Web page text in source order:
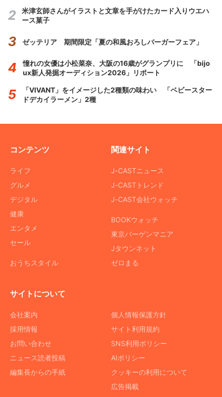
米津玄師さんがイラストと文章を手がけたカード入りウエハ
ース菓子
ゼッテリア 期間限定「夏の和風おろしバーガーフェア」
憧れの女優は小松菜奈、大阪の16歳がグランプリに 「bijo
ux新人発掘オーディション2026」リポート
「VIVANT」をイメージした2種類の味わい 「ベビースター
ドデカイラーメン」2種
コンテンツ
ライフ
グルメ
デジタル
健康
エンタメ
セール
おうちスタイル
関連サイト
J-CASTニュース
J-CASTトレンド
J-CAST会社ウォッチ
BOOKウォッチ
東京バーゲンマニア
Jタウンネット
ゼロまる
サイトについて
会社案内
採用情報
お問い合わせ
ニュース読者投稿
編集長からの手紙
個人情報保護方針
サイト利用規約
SNS利用ポリシー
AIポリシー
クッキーの利用について
広告掲載